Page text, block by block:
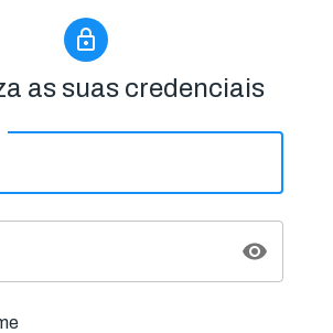
as suas credenciais